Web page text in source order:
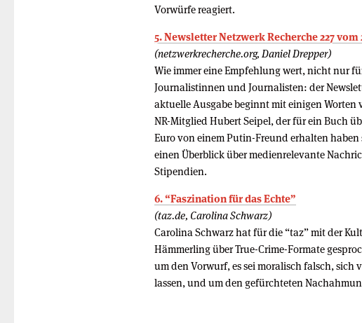
Vorwürfe reagiert.
5. Newsletter Netzwerk Recherche 227 vom
(netzwerkrecherche.org, Daniel Drepper)
Wie immer eine Empfehlung wert, nicht nur
Journalistinnen und Journalisten: der
aktuelle Ausgabe beginnt mit einigen Worten
NR-Mitglied Hubert Seipel, der für ein Buch
Euro von einem Putin-Freund erhalten
einen Überblick über medienrelevante
Stipendien.
6. “Faszination für das Echte”
(taz.de, Carolina Schwarz)
Carolina Schwarz hat für die “taz” mit der
Hämmerling über True-Crime-Formate
um den Vorwurf, es sei moralisch falsch,
lassen, und um den gefürchteten